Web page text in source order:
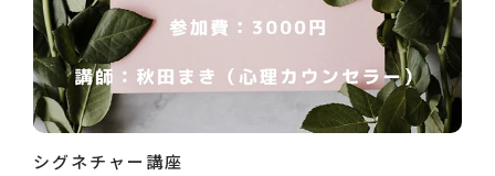
シグネチャー講座